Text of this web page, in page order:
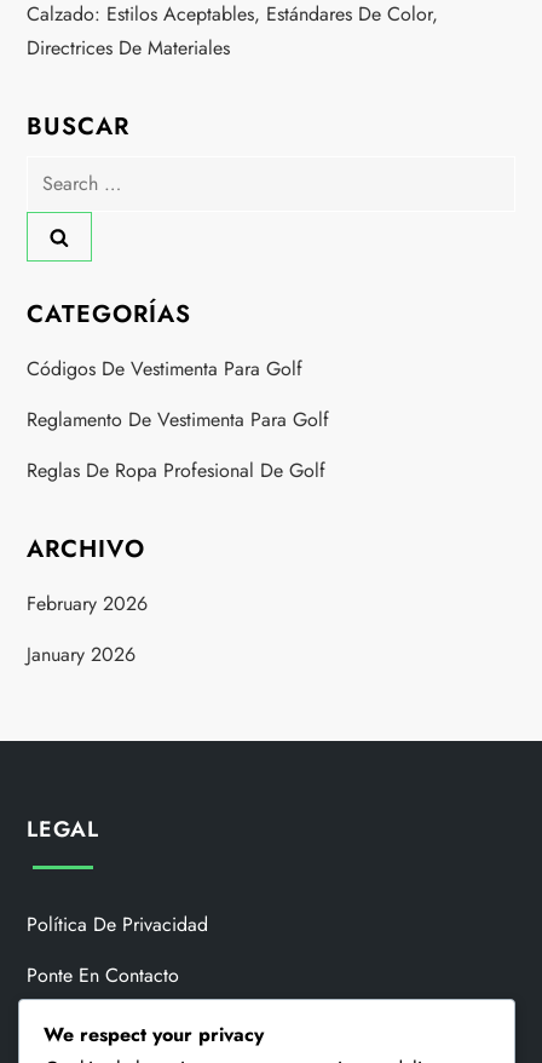
o
Calzado: Estilos Aceptables, Estándares De Color,
Directrices De Materiales
BUSCAR
Search
for:
CATEGORÍAS
Códigos De Vestimenta Para Golf
Reglamento De Vestimenta Para Golf
Reglas De Ropa Profesional De Golf
ARCHIVO
February 2026
January 2026
LEGAL
Política De Privacidad
Ponte En Contacto
Quiénes Somos
We respect your privacy